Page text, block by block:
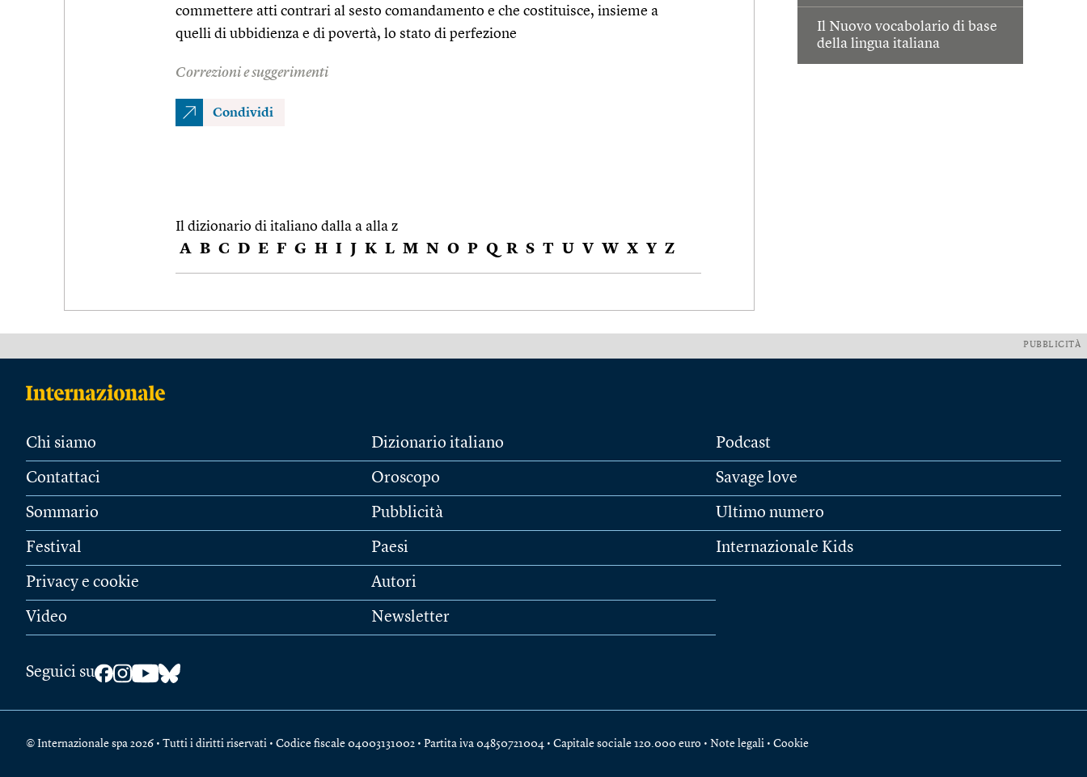
Il Nuovo vocabolario di base
della lingua italiana
commettere atti contrari al sesto comandamento e che costituisce, insieme a
quelli di ubbidienza e di povertà, lo stato di perfezione
Correzioni e suggerimenti
Condividi
Il dizionario di italiano dalla a alla z
A B C D E F G H I J K L M N O P Q R S T U V W X Y Z
PUBBLICITÀ
Chi siamo
Contattaci
Sommario
Festival
Privacy e cookie
Video
Dizionario italiano
Oroscopo
Pubblicità
Paesi
Autori
Newsletter
Podcast
Savage love
Ultimo numero
Internazionale Kids
Seguici su
© Internazionale spa 2026 • Tutti i diritti riservati • Codice fiscale 04003131002 • Partita iva 04850721004 • Capitale sociale 120.000 euro • Note legali • Cookie